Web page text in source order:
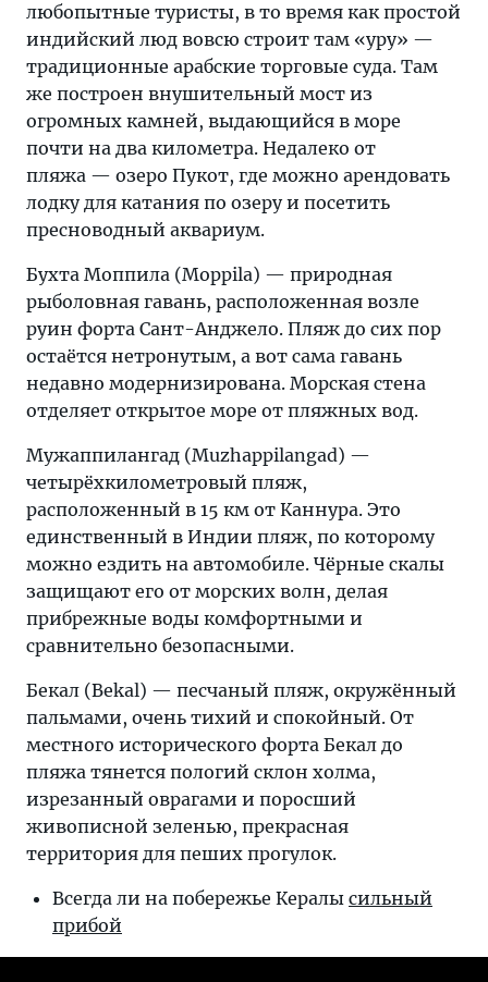
любопытные туристы, в то время как простой
индийский люд вовсю строит там «уру» —
традиционные арабские торговые суда. Там
же построен внушительный мост из
огромных камней, выдающийся в море
почти на два километра. Недалеко от
пляжа — озеро Пукот, где можно арендовать
лодку для катания по озеру и посетить
пресноводный аквариум.
Бухта Моппила (Moppila) — природная
рыболовная гавань, расположенная возле
руин форта Сант-Анджело. Пляж до сих пор
остаётся нетронутым, а вот сама гавань
недавно модернизирована. Морская стена
отделяет открытое море от пляжных вод.
Мужаппилангад (Muzhappilangad) —
четырёхкилометровый пляж,
расположенный в 15 км от Каннура. Это
единственный в Индии пляж, по которому
можно ездить на автомобиле. Чёрные скалы
защищают его от морских волн, делая
прибрежные воды комфортными и
сравнительно безопасными.
Бекал (Bekal) — песчаный пляж, окружённый
пальмами, очень тихий и спокойный. От
местного исторического форта Бекал до
пляжа тянется пологий склон холма,
изрезанный оврагами и поросший
живописной зеленью, прекрасная
территория для пеших прогулок.
Всегда ли на побережье Кералы сильный
прибой